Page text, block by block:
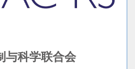
与科学联合会